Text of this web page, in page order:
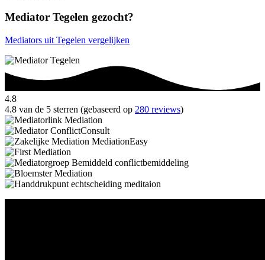
Mediator Tegelen gezocht?
Mediators uit Tegelen vergelijken
4.8
4.8 van de 5 sterren (gebaseerd op 280 reviews)